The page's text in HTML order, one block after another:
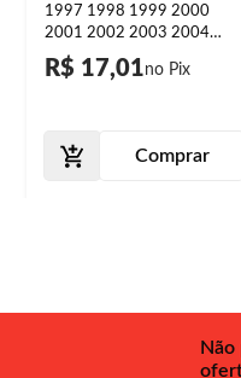
1997 1998 1999 2000
2001 2002 2003 2004
2005 2006 2007 A 2015
Reparo Banco
R$ 17,01
Comprar
Não